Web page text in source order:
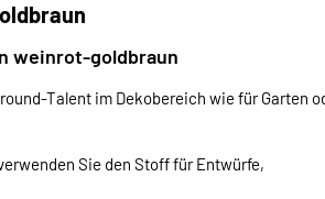
weinrot-goldbraun
Talent im Dekobereich wie für Garten
Sie den Stoff für Entwürfe,